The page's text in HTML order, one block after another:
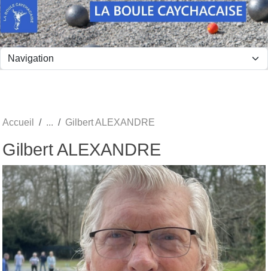
Accueil Gilbert ALEXANDRE
Gilbert ALEXANDRE
Panneau de gestion des cookies